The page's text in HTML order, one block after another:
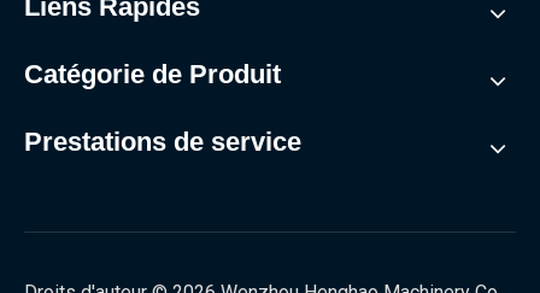
Liens Rapides
Catégorie de Produit
Prestations de service